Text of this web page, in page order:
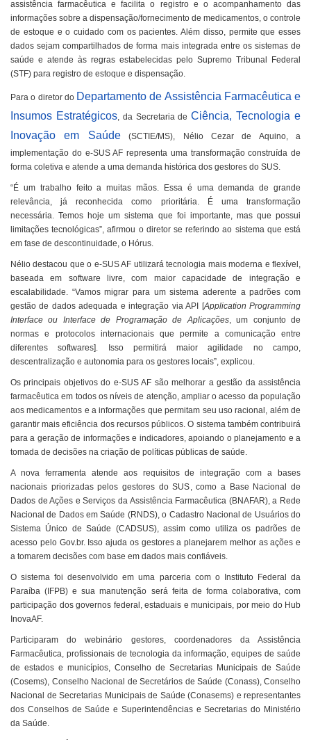
assistência farmacêutica e facilita o registro e o acompanhamento das
informações sobre a dispensação/fornecimento de medicamentos, o controle
de estoque e o cuidado com os pacientes. Além disso, permite que esses
dados sejam compartilhados de forma mais integrada entre os sistemas de
saúde e atende às regras estabelecidas pelo Supremo Tribunal Federal
(STF) para registro de estoque e dispensação.
Para o diretor do Departamento de Assistência Farmacêutica e
Insumos Estratégicos, da Secretaria deCiência, Tecnologia e
Inovação em Saúde(SCTIE/MS), Nélio Cezar de Aquino, a
implementação do e-SUS AF representa uma transformação construída de
forma coletiva e atende a uma demanda histórica dos gestores do SUS.
“É um trabalho feito a muitas mãos. Essa é uma demanda de grande
relevância, já reconhecida como prioritária. É uma transformação
necessária. Temos hoje um sistema que foi importante, mas que possui
limitações tecnológicas”, afirmou o diretor se referindo ao sistema que está
em fase de descontinuidade, o Hórus.
Nélio destacou que o e-SUS AF utilizará tecnologia mais moderna e flexível,
baseada em software livre, com maior capacidade de integração e
escalabilidade. “Vamos migrar para um sistema aderente a padrões com
gestão de dados adequada e integração via API [Application Programming
Interface ou Interface de Programação de Aplicações, um conjunto de
normas e protocolos internacionais que permite a comunicação entre
diferentes softwares]. Isso permitirá maior agilidade no campo,
descentralização e autonomia para os gestores locais”, explicou.
Os principais objetivos do e-SUS AF são melhorar a gestão da assistência
farmacêutica em todos os níveis de atenção, ampliar o acesso da população
aos medicamentos e a informações que permitam seu uso racional, além de
garantir mais eficiência dos recursos públicos. O sistema também contribuirá
para a geração de informações e indicadores, apoiando o planejamento e a
tomada de decisões na criação de políticas públicas de saúde.
A nova ferramenta atende aos requisitos de integração com a bases
nacionais priorizadas pelos gestores do SUS, como a Base Nacional de
Dados de Ações e Serviços da Assistência Farmacêutica (BNAFAR), a Rede
Nacional de Dados em Saúde (RNDS), o Cadastro Nacional de Usuários do
Sistema Único de Saúde (CADSUS), assim como utiliza os padrões de
acesso pelo Gov.br. Isso ajuda os gestores a planejarem melhor as ações e
a tomarem decisões com base em dados mais confiáveis.
O sistema foi desenvolvido em uma parceria com o Instituto Federal da
Paraíba (IFPB) e sua manutenção será feita de forma colaborativa, com
participação dos governos federal, estaduais e municipais, por meio do Hub
InovaAF.
Participaram do webinário gestores, coordenadores da Assistência
Farmacêutica, profissionais de tecnologia da informação, equipes de saúde
de estados e municípios, Conselho de Secretarias Municipais de Saúde
(Cosems), Conselho Nacional de Secretários de Saúde (Conass), Conselho
Nacional de Secretarias Municipais de Saúde (Conasems) e representantes
dos Conselhos de Saúde e Superintendências e Secretarias do Ministério
da Saúde.